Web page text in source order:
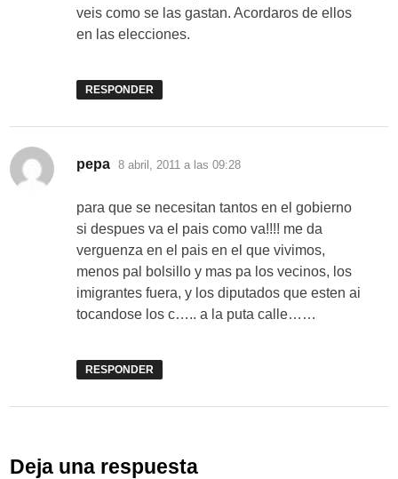
veis como se las gastan. Acordaros de ellos
en las elecciones.
RESPONDER
pepa dice:
8 abril, 2011 a las 09:28
para que se necesitan tantos en el gobierno
si despues va el pais como va!!!! me da
verguenza en el pais en el que vivimos,
menos pal bolsillo y mas pa los vecinos, los
imigrantes fuera, y los diputados que esten ai
tocandose los c….. a la puta calle……
RESPONDER
Deja una respuesta